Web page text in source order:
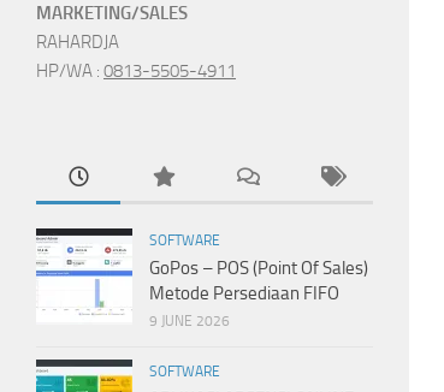
MARKETING/SALES
RAHARDJA
HP/WA : 0813-5505-4911
SOFTWARE
GoPos – POS (Point Of Sales)
Metode Persediaan FIFO
9 JUNE 2026
SOFTWARE